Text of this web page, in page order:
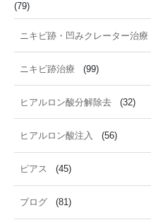
(79)
ニキビ跡・凹みクレーター治療
ニキビ跡治療 (99)
ヒアルロン酸分解除去 (32)
ヒアルロン酸注入 (56)
ピアス (45)
ブログ (81)